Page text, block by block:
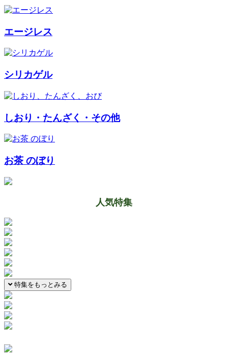
エージレス
シリカゲル
しおり・たんざく・その他
お茶 のぼり
人気特集
特集をもっとみる